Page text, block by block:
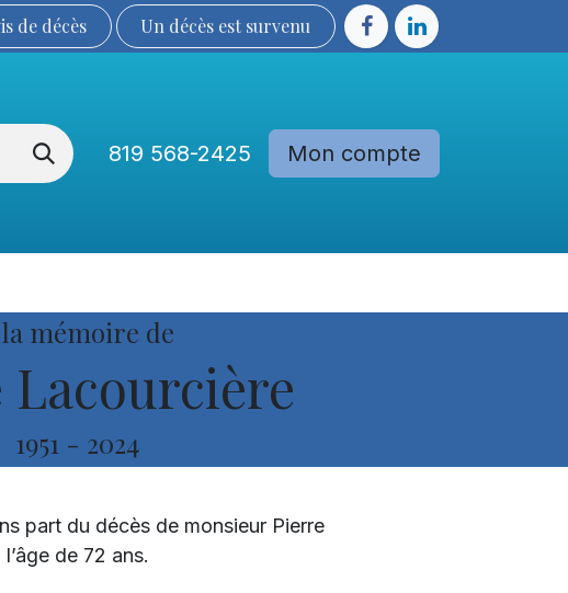
de décès Un décès est sur​​​​​​​​ve​nu​​​​​​​​​​
819 568-2425 Mon compte
mémoire de
Lacourcière
1951 - 2024
part du décès de monsieur Pierre
de 72 ans.